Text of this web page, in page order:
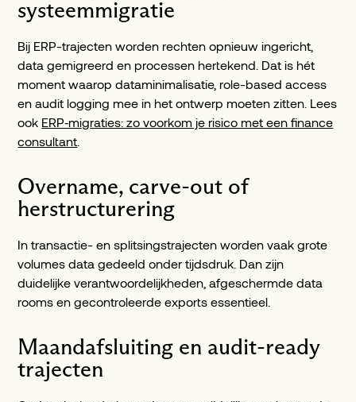
systeemmigratie
Bij ERP-trajecten worden rechten opnieuw ingericht,
data gemigreerd en processen hertekend. Dat is hét
moment waarop dataminimalisatie, role-based access
en audit logging mee in het ontwerp moeten zitten. Lees
ook ERP‑migraties: zo voorkom je risico met een finance
consultant
Overname, carve-out of
herstructurering
In transactie- en splitsingstrajecten worden vaak grote
volumes data gedeeld onder tijdsdruk. Dan zijn
duidelijke verantwoordelijkheden, afgeschermde data
rooms en gecontroleerde exports essentieel.
Maandafsluiting en audit-ready
trajecten